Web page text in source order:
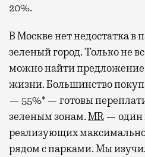
20%.
В Москве нет недостатка в
зеленый город. Только не
можно найти
жизни. Большинство
— 55%* — готовы
зеленым зонам.MR — один
реализующих
рядом с парками. Мы